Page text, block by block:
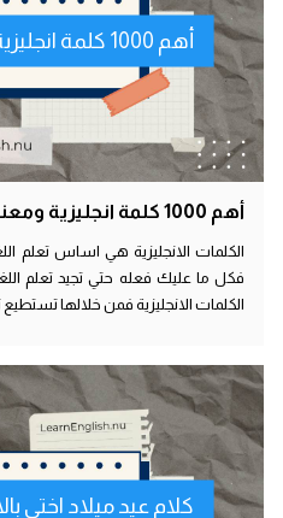
أهم 1000 كلمة انجليزية ومعناها
أهم 1000 كلمة انجليزية ومعناها
الكلمات الانجليزية هي اساس تعلم
فكل ما عليك فعله حتي تجيد تعلم
الكلمات الانجليزية فمن خلالها
كلام عيد ميلاد اختي